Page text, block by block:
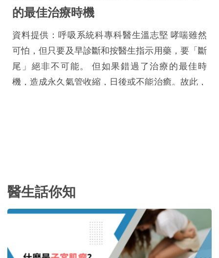
的最佳治療時機
資料提供：呼吸系統科專科醫生溫志堅 哮喘雖然
可怕，但只要及早診斷和按醫生指示用藥，要「斷
尾」絕非不可能。 但如果錯過了治療的最佳時
機，造成永久氣管收縮，日後或不能治癒。故此，
醫生話你知